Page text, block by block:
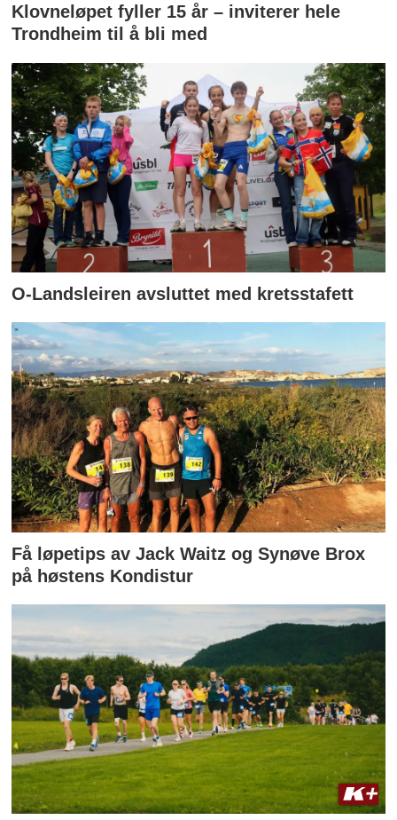
Klovneløpet fyller 15 år – inviterer hele
Trondheim til å bli med
O-Landsleiren avsluttet med kretsstafett
Få løpetips av Jack Waitz og Synøve Brox
på høstens Kondistur